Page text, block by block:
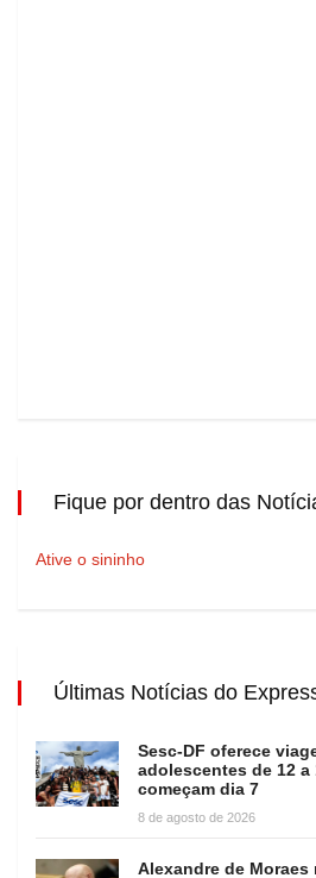
Fique por dentro das
Ative o sininho
Últimas Notícias do
Sesc-DF oferece
adolescentes de 12
começam dia 7
8 de agosto de 2026
Alexandre de